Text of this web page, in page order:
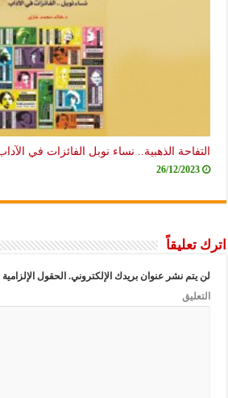
التفاحة الذهبية.. نساء نوبل الفائزات في
26/12/2023
اترك تعليقاً
لن يتم نشر عنوان بريدك الإلكتروني. الحقول
التعليق